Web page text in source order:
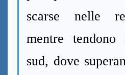
scarse nelle
mentre tendono
sud, dove